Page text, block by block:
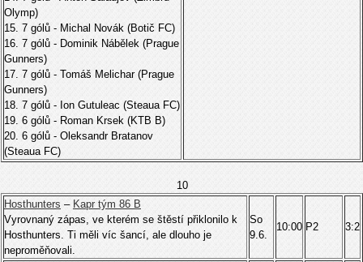
Olymp)
15. 7 gólů - Michal Novák (Botič FC)
16. 7 gólů - Dominik Nábělek (Prague
Gunners)
17. 7 gólů - Tomáš Melichar (Prague
Gunners)
18. 7 gólů - Ion Gutuleac (Steaua FC)
19. 6 gólů - Roman Krsek (KTB B)
20. 6 gólů - Oleksandr Bratanov
(Steaua FC)
10
Hosthunters – Kapr tým 86 B
Vyrovnaný zápas, ve kterém se štěstí přiklonilo k
Hosthunters. Ti měli víc šancí, ale dlouho je
neproměňovali.
So
9.6.
10:00 P2 3:2